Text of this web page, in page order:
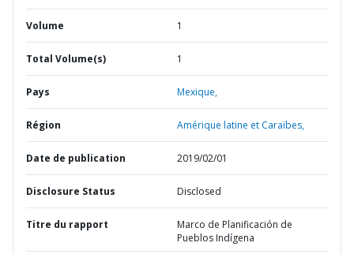
Volume 1
Total Volume(s) 1
Pays Mexique,
Région Amérique latine et Caraïbes,
Date de publication 2019/02/01
Disclosure Status Disclosed
Titre du rapport
Marco de Planificación de
Pueblos Indígena